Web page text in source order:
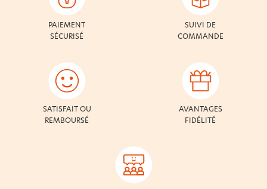
PAIEMENT
SÉCURISÉ
SUIVI DE
COMMANDE
SATISFAIT OU
REMBOURSÉ
AVANTAGES
FIDÉLITÉ